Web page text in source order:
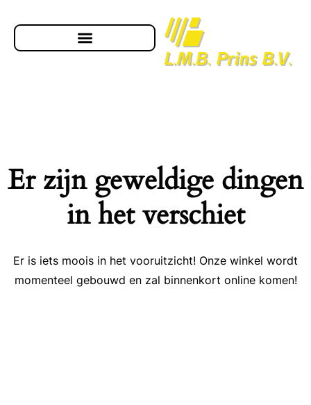
Er zijn geweldige dingen
in het verschiet
Er is iets moois in het vooruitzicht! Onze winkel wordt
momenteel gebouwd en zal binnenkort online komen!